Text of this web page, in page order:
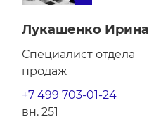
Лукашенко Ирина
Специалист отдела
продаж
+7 499 703-01-24
вн. 251